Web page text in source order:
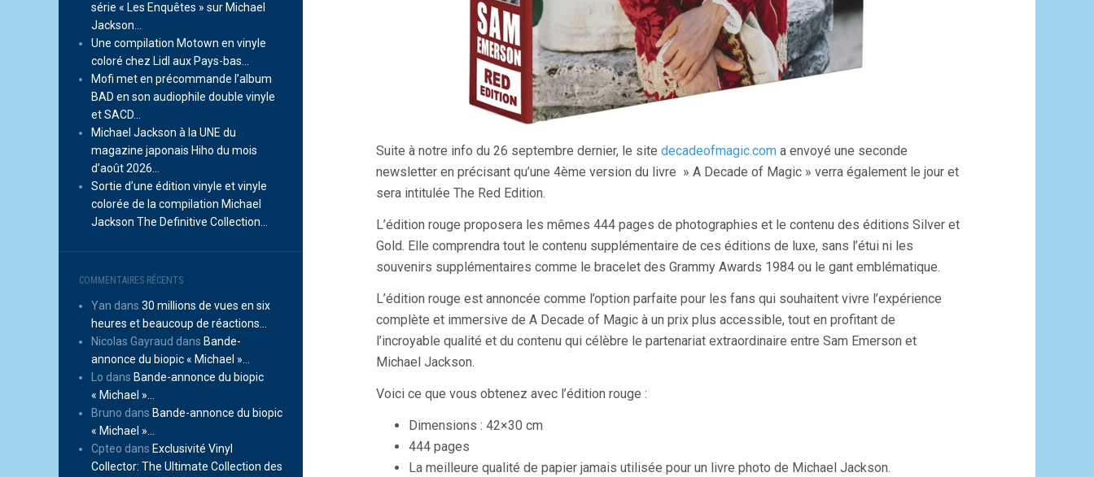
série « Les Enquêtes » sur Michael
Jackson…
Une compilation Motown en vinyle
coloré chez Lidl aux Pays-bas…
Mofi met en précommande l’album
BAD en son audiophile double vinyle
et SACD…
Michael Jackson à la UNE du
magazine japonais Hiho du mois
d’août 2026…
Sortie d’une édition vinyle et vinyle
colorée de la compilation Michael
Jackson The Definitive Collection…
COMMENTAIRES RÉCENTS
Yan dans 30 millions de vues en six
heures et beaucoup de réactions…
Nicolas Gayraud dans Bande-
annonce du biopic « Michael »…
Lo dans Bande-annonce du biopic
« Michael »…
Bruno dans Bande-annonce du biopic
« Michael »…
Cpteo dans Exclusivité Vinyl
Collector: The Ultimate Collection des
Suite à notre info du 26 septembre dernier, le site decadeofmagic.com a envoyé une seconde
newsletter en précisant qu’une 4ème version du livre » A Decade of Magic » verra également le jour et
sera intitulée The Red Edition.
L’édition rouge proposera les mêmes 444 pages de photographies et le contenu des éditions Silver et
Gold. Elle comprendra tout le contenu supplémentaire de ces éditions de luxe, sans l’étui ni les
souvenirs supplémentaires comme le bracelet des Grammy Awards 1984 ou le gant emblématique.
L’édition rouge est annoncée comme l’option parfaite pour les fans qui souhaitent vivre l’expérience
complète et immersive de A Decade of Magic à un prix plus accessible, tout en profitant de
l’incroyable qualité et du contenu qui célèbre le partenariat extraordinaire entre Sam Emerson et
Michael Jackson.
Voici ce que vous obtenez avec l’édition rouge :
Dimensions : 42×30 cm
444 pages
La meilleure qualité de papier jamais utilisée pour un livre photo de Michael Jackson.